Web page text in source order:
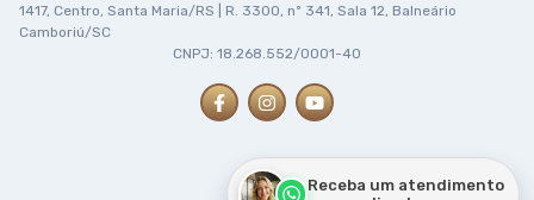
1417, Centro, Santa Maria/RS | R. 3300, nº 341, Sala 12, Balneário
Camboriú/SC
CNPJ: 18.268.552/0001-40
Receba um atendimento